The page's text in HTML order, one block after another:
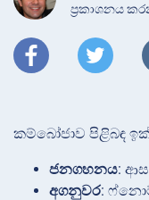
ප්‍රකාශනය
කම්බෝජාව පිළිබඳ
ජනගහනය:
අගනුවර: